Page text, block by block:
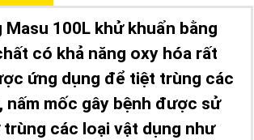
100L khử khuẩn bằng
có khả năng oxy hóa rất
ứng dụng để tiệt trùng các
nấm mốc gây bệnh được sử
các loại vật dụng như